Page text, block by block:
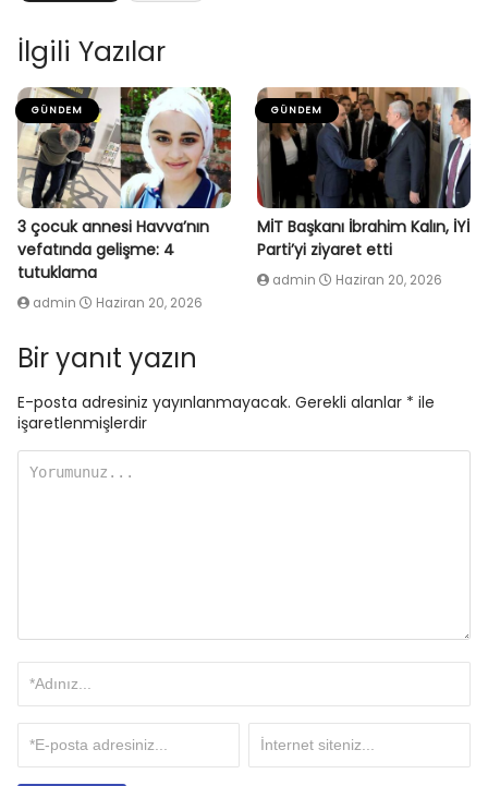
İlgili Yazılar
GÜNDEM
3 çocuk annesi Havva’nın
vefatında gelişme: 4
tutuklama
admin Haziran 20, 2026
GÜNDEM
MİT Başkanı İbrahim Kalın, İYİ
Parti’yi ziyaret etti
admin Haziran 20, 2026
Bir yanıt yazın
E-posta adresiniz yayınlanmayacak. Gerekli alanlar * ile
işaretlenmişlerdir